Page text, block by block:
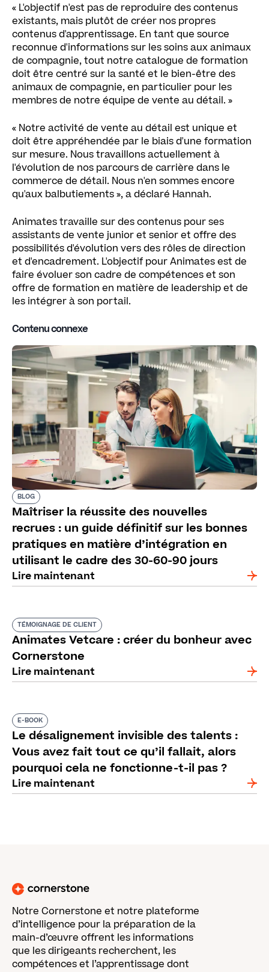
« L'objectif n'est pas de reproduire des contenus
existants, mais plutôt de créer nos propres
contenus d'apprentissage. En tant que source
reconnue d'informations sur les soins aux animaux
de compagnie, tout notre catalogue de formation
doit être centré sur la santé et le bien-être des
animaux de compagnie, en particulier pour les
membres de notre équipe de vente au détail. »
« Notre activité de vente au détail est unique et
doit être appréhendée par le biais d'une formation
sur mesure. Nous travaillons actuellement à
l'évolution de nos parcours de carrière dans le
commerce de détail. Nous n'en sommes encore
qu'aux balbutiements », a déclaré Hannah.
Animates travaille sur des contenus pour ses
assistants de vente junior et senior et offre des
possibilités d'évolution vers des rôles de direction
et d'encadrement. L'objectif pour Animates est de
faire évoluer son cadre de compétences et son
offre de formation en matière de leadership et de
les intégrer à son portail.
Contenu connexe
BLOG
Maîtriser la réussite des nouvelles
recrues : un guide définitif sur les bonnes
pratiques en matière d’intégration en
utilisant le cadre des 30-60-90 jours
Lire maintenant
TÉMOIGNAGE DE CLIENT
Animates Vetcare : créer du bonheur avec
Cornerstone
Lire maintenant
E-BOOK
Le désalignement invisible des talents :
Vous avez fait tout ce qu’il fallait, alors
pourquoi cela ne fonctionne-t-il pas ?
Lire maintenant
Notre Cornerstone et notre plateforme
d’intelligence pour la préparation de la
main-d’œuvre offrent les informations
que les dirigeants recherchent, les
compétences et l’apprentissage dont